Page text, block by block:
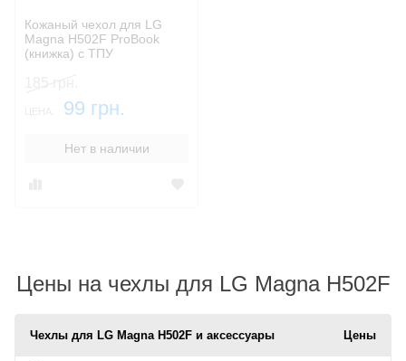
Кожаный чехол для LG
Magna H502F ProBook
(книжка) с ТПУ
99 грн.
Нет в наличии
Цены на чехлы для LG Magna H502F
Чехлы для LG Magna H502F и аксессуары Цены